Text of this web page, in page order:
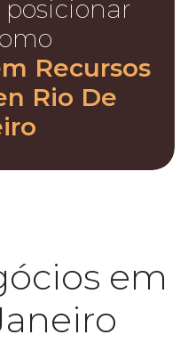
posicionar
Recursos
Rio De
em